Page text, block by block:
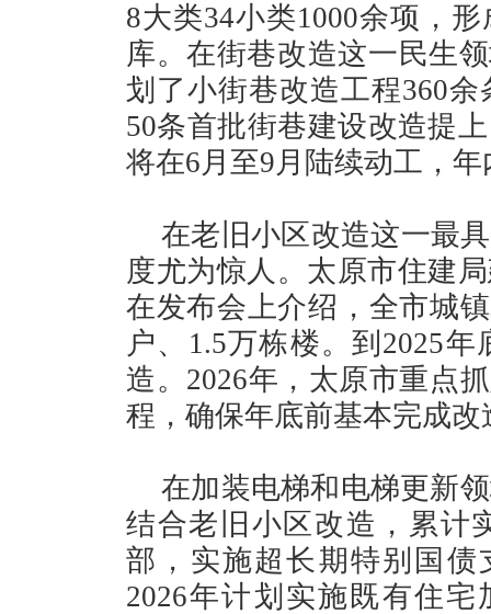
8大类34小类1000余项，
库。在街巷改造这一民生
划了小街巷改造工程360
50条首批街巷建设改造提
将在6月至9月陆续动工，
在老旧小区改造这一最
度尤为惊人。太原市住建
在发布会上介绍，全市城
户、1.5万栋楼。到2025
造。2026年，太原市重点
程，确保年底前基本完成改
在加装电梯和电梯更新
结合老旧小区改造，累计
部，实施超长期特别国债
2026年计划实施既有住